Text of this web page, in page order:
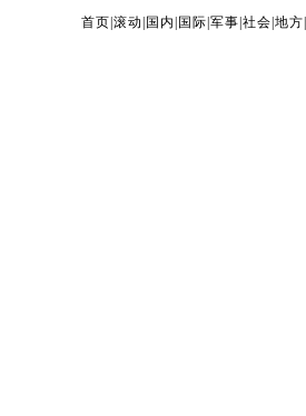
首页 滚动 国内 国际 军事 社会 地方